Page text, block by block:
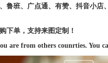
鲁班、广点通、有赞、抖音小店
下单，支持来图定制！
are from others counrties. You